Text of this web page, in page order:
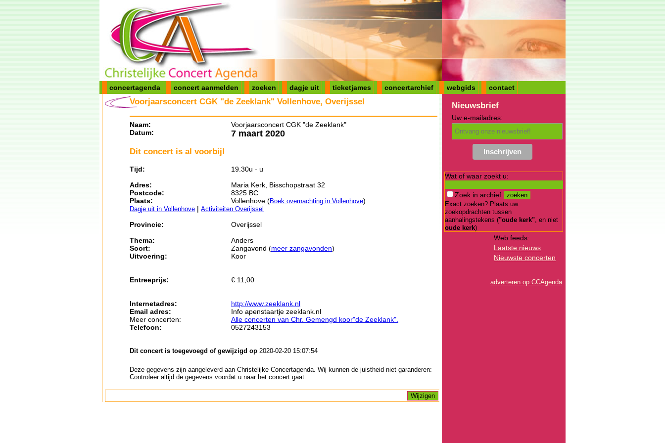
concertagenda concert aanmelden zoeken dagje uit ticketjames concertarchief webgids contact
Voorjaarsconcert CGK "de Zeeklank" Vollenhove, Overijssel
Naam:
Voorjaarsconcert CGK "de Zeeklank"
Datum:
7 maart 2020
Dit concert is al voorbij!
Tijd:
19.30u - u
Adres:
Maria Kerk, Bisschopstraat 32
Postcode:
8325 BC
Plaats:
Vollenhove (Boek overnachting in Vollenhove)
Dagje uit in Vollenhove | Activiteiten Overijssel
Provincie:
Overijssel
Thema:
Anders
Soort:
Zangavond (meer zangavonden)
Uitvoering:
Koor
Entreeprijs: € 11,00
Internetadres:
http://www.zeeklank.nl
Email adres:
Info apenstaartje zeeklank.nl
Meer concerten:
Alle concerten van Chr. Gemengd koor"de Zeeklank".
Telefoon:
0527243153
Dit concert is toegevoegd of gewijzigd op 2020-02-20 15:07:54
Deze gegevens zijn aangeleverd aan Christelijke Concertagenda. Wij kunnen de juistheid niet garanderen:
Controleer altijd de gegevens voordat u naar het concert gaat.
Nieuwsbrief
Uw e-mailadres:
Wat of waar zoekt u:
Zoek in archief
Exact zoeken? Plaats uw
zoekopdrachten tussen
aanhalingstekens ("oude kerk", en niet
oude kerk)
Web feeds:
Laatste nieuws
Nieuwste concerten
adverteren op CCAgenda